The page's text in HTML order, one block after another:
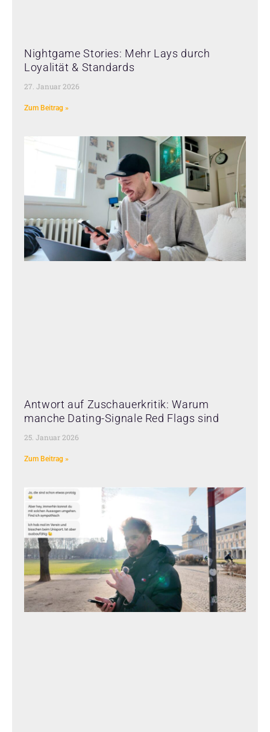
Nightgame Stories: Mehr Lays durch
Loyalität & Standards
27. Januar 2026
Zum Beitrag »
Antwort auf Zuschauerkritik: Warum
manche Dating-Signale Red Flags sind
25. Januar 2026
Zum Beitrag »